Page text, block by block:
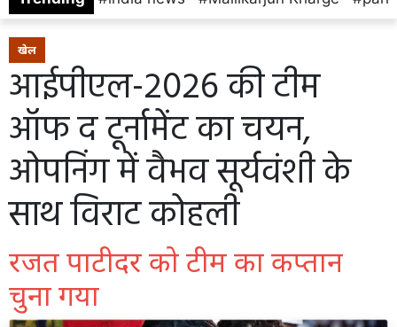
खेल
आईपीएल-2026 की टीम
ऑफ द टूर्नामेंट का चयन,
ओपनिंग में वैभव सूर्यवंशी के
साथ विराट कोहली
रजत पाटीदर को टीम का कप्तान
चुना गया